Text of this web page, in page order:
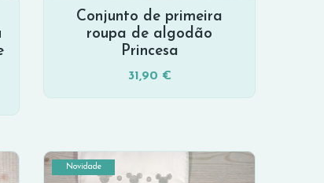
Conjunto de primeira
roupa de algodão
Princesa
31,90 €
Novidade